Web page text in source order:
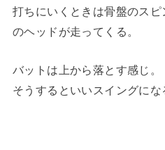
打ちにいくときは骨盤のス
のヘッドが走ってくる。
バットは上から落とす感じ。
そうするといいスイングにな